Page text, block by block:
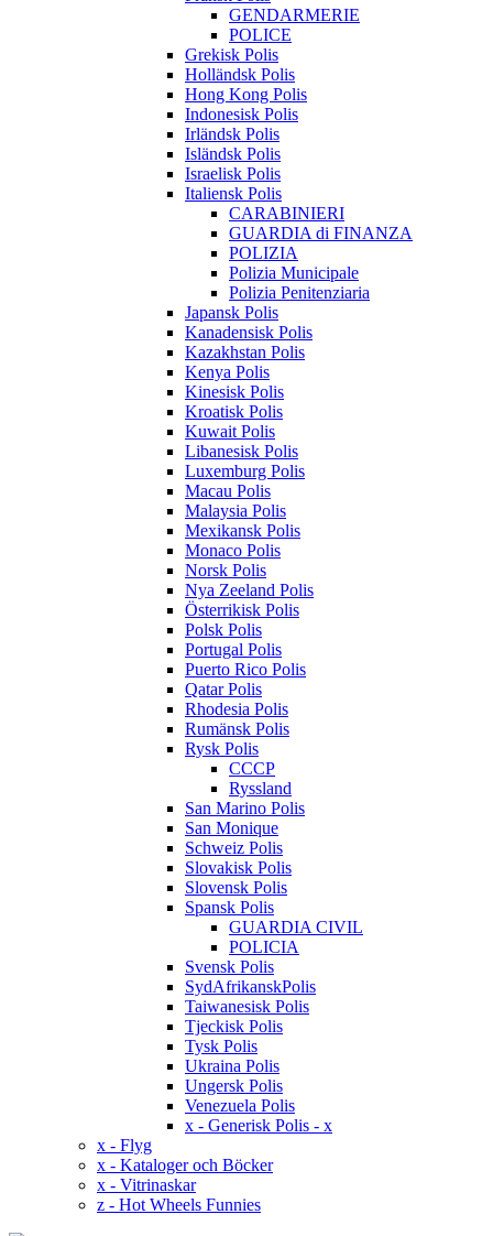
GENDARMERIE
POLICE
Grekisk Polis
Holländsk Polis
Hong Kong Polis
Indonesisk Polis
Irländsk Polis
Isländsk Polis
Israelisk Polis
Italiensk Polis
CARABINIERI
GUARDIA di FINANZA
POLIZIA
Polizia Municipale
Polizia Penitenziaria
Japansk Polis
Kanadensisk Polis
Kazakhstan Polis
Kenya Polis
Kinesisk Polis
Kroatisk Polis
Kuwait Polis
Libanesisk Polis
Luxemburg Polis
Macau Polis
Malaysia Polis
Mexikansk Polis
Monaco Polis
Norsk Polis
Nya Zeeland Polis
Österrikisk Polis
Polsk Polis
Portugal Polis
Puerto Rico Polis
Qatar Polis
Rhodesia Polis
Rumänsk Polis
Rysk Polis
CCCP
Ryssland
San Marino Polis
San Monique
Schweiz Polis
Slovakisk Polis
Slovensk Polis
Spansk Polis
GUARDIA CIVIL
POLICIA
Svensk Polis
SydAfrikanskPolis
Taiwanesisk Polis
Tjeckisk Polis
Tysk Polis
Ukraina Polis
Ungersk Polis
Venezuela Polis
x - Generisk Polis - x
x - Flyg
x - Kataloger och Böcker
x - Vitrinaskar
z - Hot Wheels Funnies